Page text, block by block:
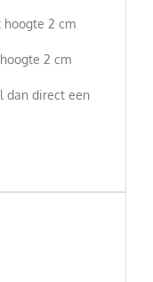
hoogte 2 cm
2 cm
dan direct een